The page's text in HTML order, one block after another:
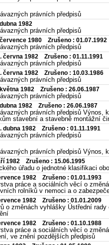
právních předpisů
1982
právních předpisů
1980 Zrušeno : 01.07.1992
právních předpisů
června 1982 Zrušeno : 01.11.1991
právních předpisů
června 1982 Zrušeno : 10.03.1986
právních předpisů
1982 Zrušeno : 26.06.1987
právních předpisů
1982 Zrušeno : 26.06.1987
právních předpisů
stavební a stavebně montážní
dubna 1982 Zrušeno : 01.11.1991
právních předpisů
právních předpisů Výnos,
1982 Zrušeno : 15.06.1995
úřadu o jednotné klasifikaci
1982 Zrušeno : 01.01.1993
práce a sociálních věcí o
rolníků v nemoci a o
1982 Zrušeno : 01.01.2009
o změnách vyhlášky Ústřední
1982 Zrušeno : 01.10.1988
práce a sociálních věcí o
ve znění pozdějších předpisů